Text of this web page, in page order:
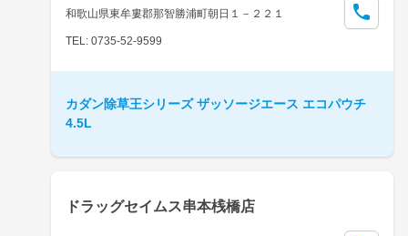
和歌山県東牟婁郡那智勝浦町朝日１－２２１
TEL: 0735-52-9599
カダン除草王シリーズ ザッソージエース エコパウチ
4.5L
ドラッグセイムス串本桟橋店